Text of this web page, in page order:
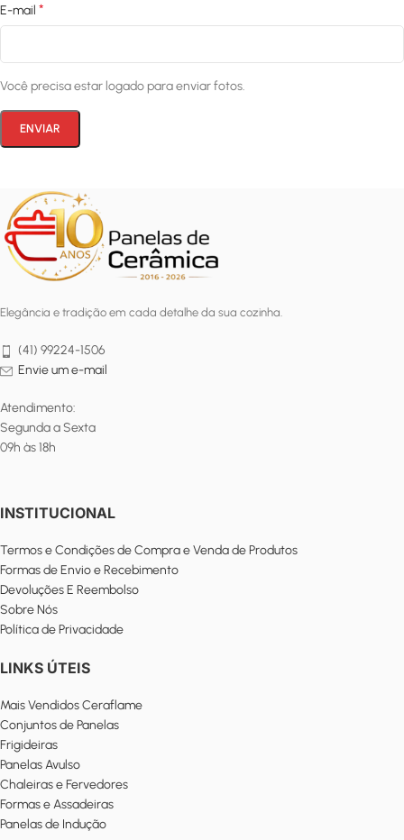
E-mail *
Você precisa estar logado para enviar fotos.
Elegância e tradição em cada detalhe da sua cozinha.
(41) 99224-1506
Envie um e-mail
Atendimento:
Segunda a Sexta
09h às 18h
INSTITUCIONAL
Termos e Condições de Compra e Venda de Produtos
Formas de Envio e Recebimento
Devoluções E Reembolso
Sobre Nós
Política de Privacidade
LINKS ÚTEIS
Mais Vendidos Ceraflame
Conjuntos de Panelas
Frigideiras
Panelas Avulso
Chaleiras e Fervedores
Formas e Assadeiras
Panelas de Indução